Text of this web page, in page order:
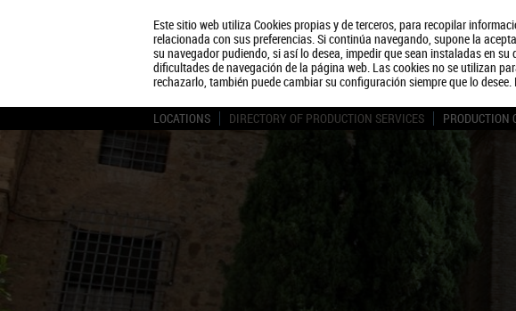
Este sitio web utiliza Cookies propias y de terceros, para recopilar
relacionada con sus preferencias. Si continúa navegando, supone la
su navegador pudiendo, si así lo desea, impedir que sean instaladas en
dificultades de navegación de la página web. Las cookies no se utilizan
rechazarlo, también puede cambiar su configuración siempre que lo
LOCATIONS DIRECTORY OF PRODUCTION SERVICES PRODUCTION